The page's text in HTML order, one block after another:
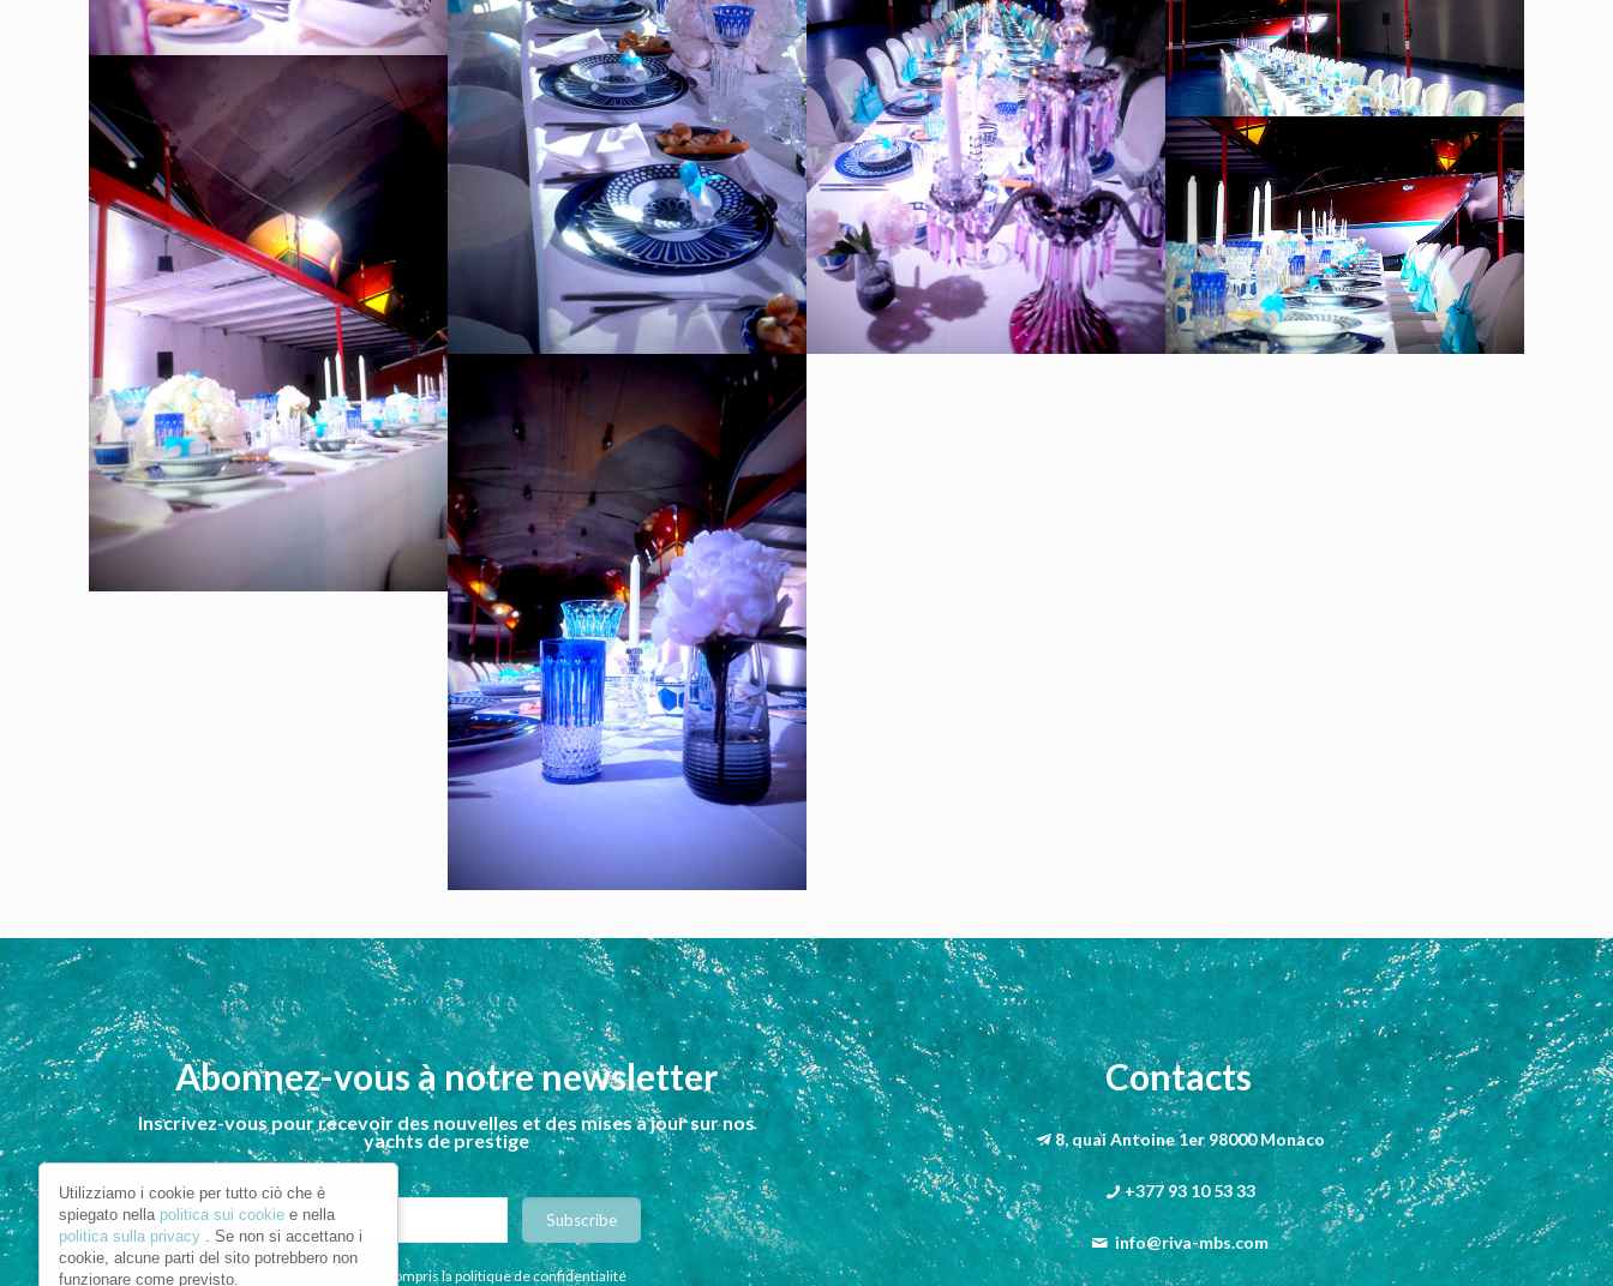
Abonnez-vous à notre newsletter
Inscrivez-vous pour recevoir des nouvelles et des mises à jour sur nos
yachts de prestige
Je déclare avoir lu et compris la politique de confidentialité
Contacts
8, quai Antoine 1er 98000 Monaco
+377 93 10 53 33
info@riva-mbs.com
Utilizziamo i cookie per tutto ciò che è
spiegato nella politica sui cookie e nella
politica sulla privacy . Se non si accettano i
cookie, alcune parti del sito potrebbero non
funzionare come previsto.